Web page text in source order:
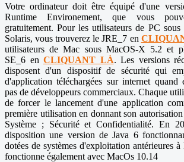
Votre ordinateur doit être équipé d'une
Runtime Environement, que vous
gratuitement. Pour les utilisateurs de PC
Solaris, vous trouverez le JRE_7 en
utilisateurs de Mac sous MacOS-X 5.2 et
SE_6 en CLIQUANT LÀ. Les versions
disposent d'un dispositif de sécurité qui
d'application téléchargées sur internet quand
pas de développeurs commerciaux. Chaque
de forcer le lancement d'une application
première utilisation en donnant son autorisation
Système ; Sécurité et Confidentialité. En
disposition une version de Java 6
dotées de systèmes d'exploitation antérieures
fonctionne également avec MacOs 10.14